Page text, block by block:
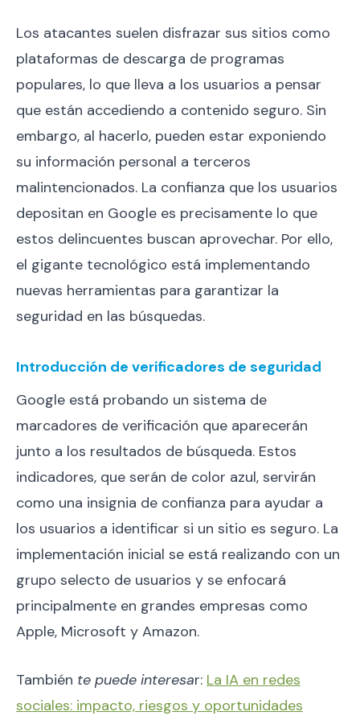
Los atacantes suelen disfrazar sus sitios como
plataformas de descarga de programas
populares, lo que lleva a los usuarios a pensar
que están accediendo a contenido seguro. Sin
embargo, al hacerlo, pueden estar exponiendo
su información personal a terceros
malintencionados. La confianza que los usuarios
depositan en Google es precisamente lo que
estos delincuentes buscan aprovechar. Por ello,
el gigante tecnológico está implementando
nuevas herramientas para garantizar la
seguridad en las búsquedas.
Introducción de verificadores de seguridad
Google está probando un sistema de
marcadores de verificación que aparecerán
junto a los resultados de búsqueda. Estos
indicadores, que serán de color azul, servirán
como una insignia de confianza para ayudar a
los usuarios a identificar si un sitio es seguro. La
implementación inicial se está realizando con un
grupo selecto de usuarios y se enfocará
principalmente en grandes empresas como
Apple, Microsoft y Amazon.
También te puede interesar: La IA en redes
sociales: impacto, riesgos y oportunidades